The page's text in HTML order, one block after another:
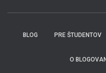
BLOG PRE ŠTUDENTOV
O BLOGOVANÍ